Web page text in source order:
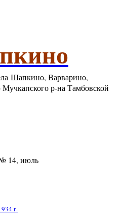
Шапкино, Варварино,
р-на Тамбовской
14, июль
г.